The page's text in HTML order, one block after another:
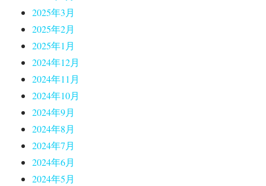
2025年3月
2025年2月
2025年1月
2024年12月
2024年11月
2024年10月
2024年9月
2024年8月
2024年7月
2024年6月
2024年5月